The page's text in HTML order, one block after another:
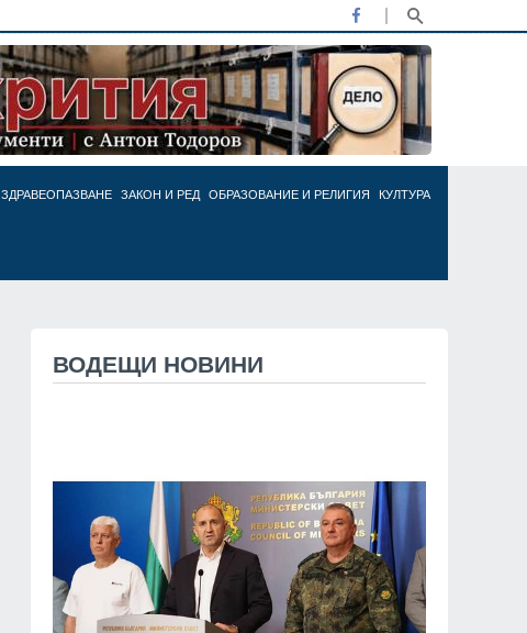
ЗДРАВЕОПАЗВАНЕ ЗАКОН И РЕД ОБРАЗОВАНИЕ И РЕЛИГИЯ КУЛТУРА
ВОДЕЩИ НОВИНИ